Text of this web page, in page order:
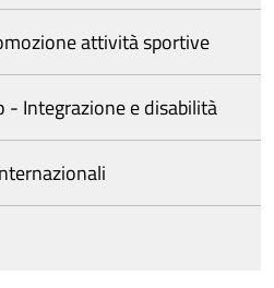
attività sportive
- Integrazione e disabilità